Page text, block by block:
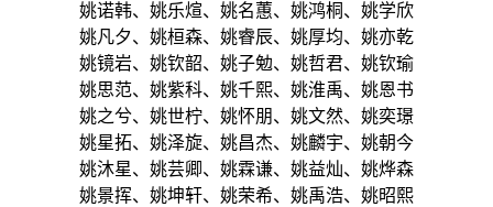
姚诺韩、姚乐煊、姚名蕙、姚鸿桐、姚学欣
姚凡夕、姚桓森、姚睿辰、姚厚均、姚亦乾
姚镜岩、姚钦韶、姚子勉、姚哲君、姚钦瑜
姚思范、姚紫科、姚千熙、姚淮禹、姚恩书
姚之兮、姚世柠、姚怀朋、姚文然、姚奕璟
姚星拓、姚泽旋、姚昌杰、姚麟宇、姚朝今
姚沐星、姚芸卿、姚霖谦、姚益灿、姚烨森
姚景挥、姚坤轩、姚荣希、姚禹浩、姚昭熙